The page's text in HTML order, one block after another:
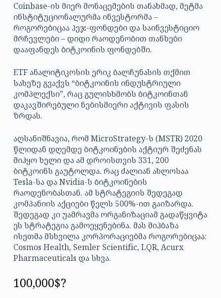
Coinbase-ის მიერ მონაცემების თანახმად, მეტმა
ინსტიტუციონალურმა ინვესტორმა –
როგორებიცაა ჰეჯ-ფონდები და საინვესტიციო
მრჩევლები – დიდი რაოდენობით თანხები
დააფანდეს ბიტკოინის ფონდებში.
ETF ანალიტიკოსის ერიკ ბალჩუნასის თქმით
სახეზე გვაქვს “ბიტკოინის ინდუსტრიული
კომპლექსი”, რაც გულისხმობს ბიტკოინთან
დაკავშირებული ნებისმიერი აქტივის ფასის
ზრდას.
აღსანიშნავია, რომ MicroStrategy-ს (MSTR) 2020
წლიდან დღემდე ბიტკოინების აქტიურ შეძენას
მიჰყო ხელი და ამ დროისთვის 331, 200
ბიტკოინს გაუტოლდა. რაც ძალიან ახლოსაა
Tesla-სა და Nvidia-ს ბიტკოინების
რაოდენობასთან. ამ სტრატეგიის შედეგად
კომპანიის აქციები წელს 500%-ით გაიზარდა.
შედეგად კი უამრავმა ორგანიზაციამ გადაწყვიტა
ეს სტრატეგია გამოეყენებინა. მას მიჰბაზა
ისეთმა მსხვილა კორპორაციებმა როგორებიცაა:
Cosmos Health, Semler Scientific, LQR, Acurx
Pharmaceuticals და სხვა.
100,000$?